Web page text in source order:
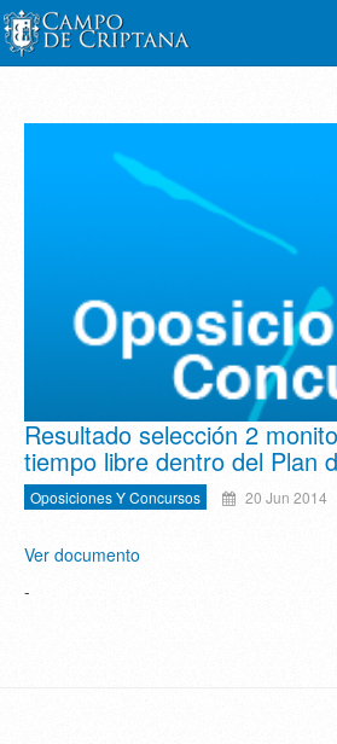
Resultado selección 2
tiempo libre dentro del Plan
Oposiciones Y Concursos 20 Jun 2014
Ver documento
-